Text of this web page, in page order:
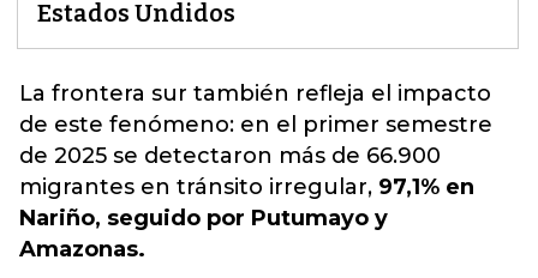
Estados Undidos
La frontera sur también refleja el impacto
de este fenómeno: en el primer semestre
de 2025 se detectaron más de 66.900
migrantes en tránsito irregular, 97,1% en
Nariño, seguido por Putumayo y
Amazonas.